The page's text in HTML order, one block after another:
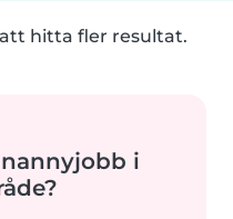
hitta fler resultat.
i